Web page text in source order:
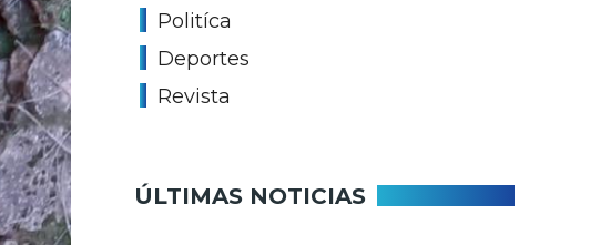
Politíca
Deportes
Revista
ÚLTIMAS NOTICIAS